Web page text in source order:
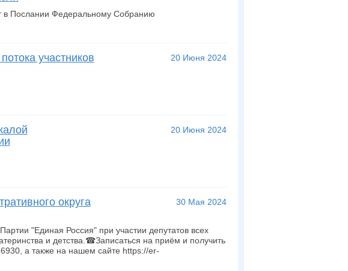
в Послании Федеральному Собранию
участников
20 Июня 2024
20 Июня 2024
округа
30 Мая 2024
"Единая Россия" при участии депутатов всех
и детства.☎Записаться на приём и получить
а также на нашем сайте https://er-